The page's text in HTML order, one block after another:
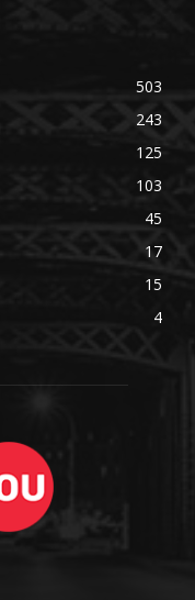
503
243
125
103
45
17
15
4